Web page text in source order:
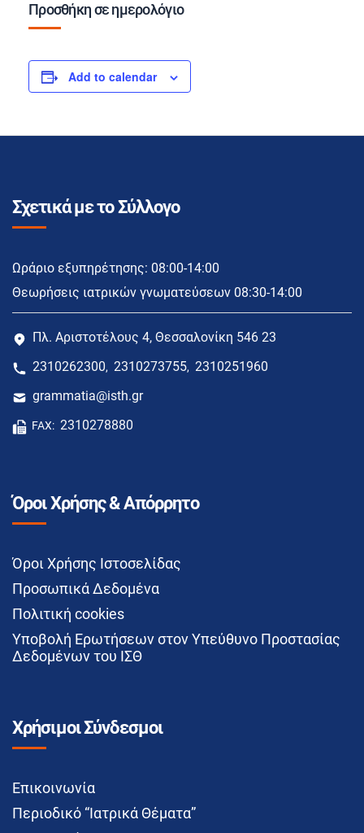
Προσθήκη σε ημερολόγιο
Add to calendar
Σχετικά με το Σύλλογο
Ωράριο εξυπηρέτησης: 08:00-14:00
Θεωρήσεις ιατρικών γνωματεύσεων 08:30-14:00
Πλ. Αριστοτέλους 4, Θεσσαλονίκη 546 23
2310262300, 2310273755, 2310251960
grammatia@isth.gr
FAX: 2310278880
Όροι Χρήσης & Απόρρητο
Όροι Χρήσης Ιστοσελίδας
Προσωπικά Δεδομένα
Πολιτική cookies
Υποβολή Ερωτήσεων στον Υπεύθυνο Προστασίας
Δεδομένων του ΙΣΘ
Χρήσιμοι Σύνδεσμοι
Επικοινωνία
Περιοδικό “Ιατρικά Θέματα”